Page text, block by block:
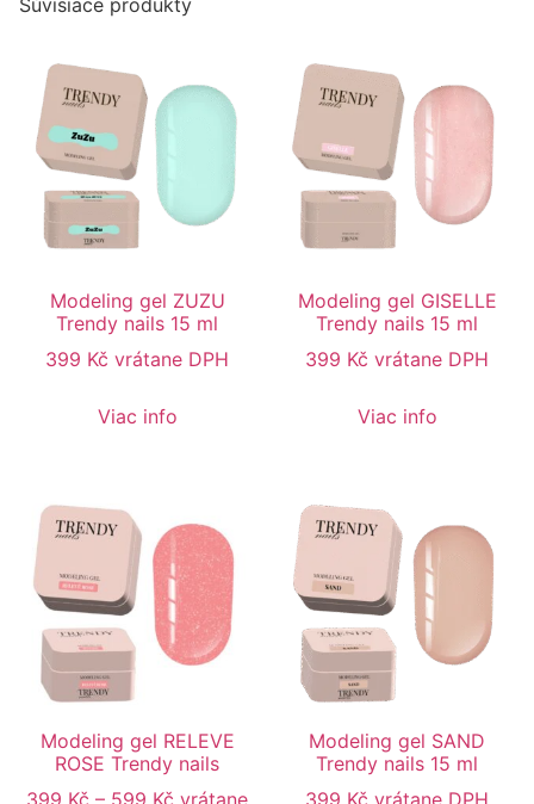
Modeling gel ZUZU
Trendy nails 15 ml
399 Kč vrátane DPH
Viac info
Modeling gel GISELLE
Trendy nails 15 ml
399 Kč vrátane DPH
Viac info
Modeling gel RELEVE
ROSE Trendy nails
399 Kč – 599 Kč vrátane
Modeling gel SAND
Trendy nails 15 ml
399 Kč vrátane DPH